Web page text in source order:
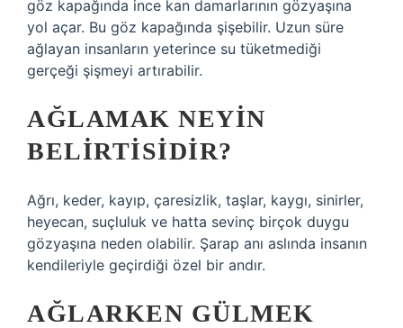
göz kapağında ince kan damarlarının gözyaşına
yol açar. Bu göz kapağında şişebilir. Uzun süre
ağlayan insanların yeterince su tüketmediği
gerçeği şişmeyi artırabilir.
AĞLAMAK NEYIN
BELIRTISIDIR?
Ağrı, keder, kayıp, çaresizlik, taşlar, kaygı, sinirler,
heyecan, suçluluk ve hatta sevinç birçok duygu
gözyaşına neden olabilir. Şarap anı aslında insanın
kendileriyle geçirdiği özel bir andır.
AĞLARKEN GÜLMEK